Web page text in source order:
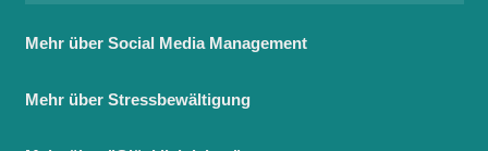
Mehr über Social Media Management
Mehr über Stressbewältigung